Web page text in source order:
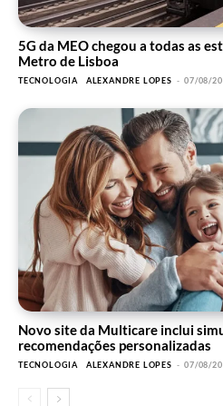
5G da MEO chegou a todas as
Metro de Lisboa
TECNOLOGIA ALEXANDRE LOPES - 07/08/
Novo site da Multicare inclui
recomendações personalizadas
TECNOLOGIA ALEXANDRE LOPES - 07/08/